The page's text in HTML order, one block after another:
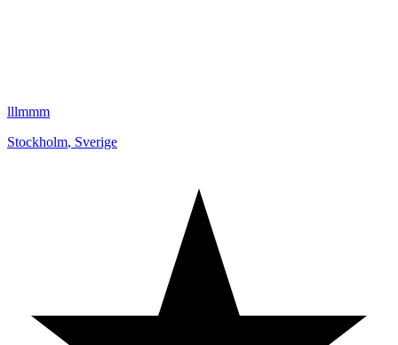
lllmmm
Stockholm, Sverige